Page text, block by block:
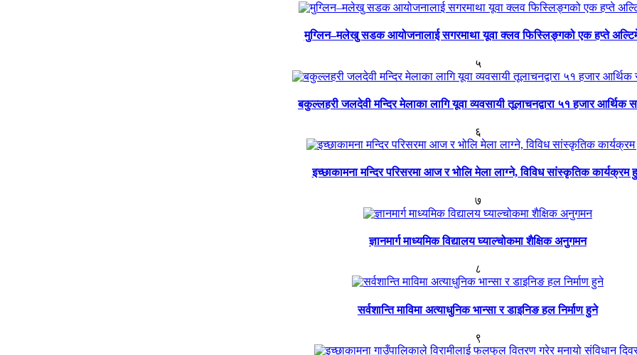
मुग्लिन–मलेखु सडक आयोजनालाई सगरमाथा यूवा क्लव फिस्लिङ्गको एक हप्ते
५
बकुल्लहरी जलदेवी मन्दिर मेलाका लागि यूवा व्यवसायी तूलाचनद्वारा ५१ हजार आर्थिक
६
इच्छाकामना मन्दिर परिसरमा आज र भोलि मेला लाग्ने, विविध सांस्कृतिक कार्यक्रम
७
ज्ञानमार्ग माध्यमिक विद्यालय घ्याल्चोकमा शैक्षिक अनुगमन
८
सर्वशान्ति माविमा अत्याधुनिक भान्सा र डाइनिङ हल निर्माण हुने
९